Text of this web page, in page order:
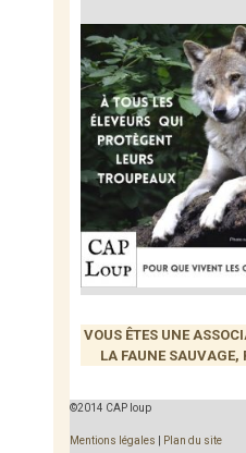
VOUS ÊTES UNE
LA FAUNE
©2014 CAP loup
Mentions légales Plan du site